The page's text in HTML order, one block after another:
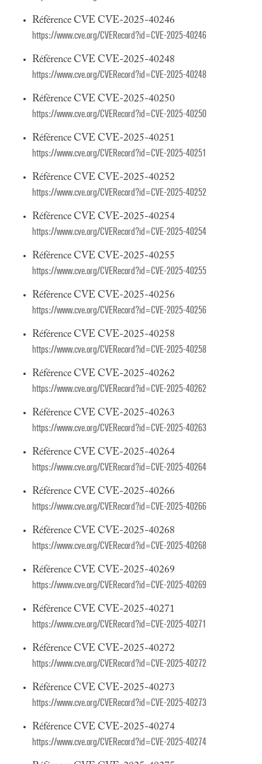
Référence CVE CVE-2025-40246
https://www.cve.org/CVERecord?id=CVE-2025-40246
Référence CVE CVE-2025-40248
https://www.cve.org/CVERecord?id=CVE-2025-40248
Référence CVE CVE-2025-40250
https://www.cve.org/CVERecord?id=CVE-2025-40250
Référence CVE CVE-2025-40251
https://www.cve.org/CVERecord?id=CVE-2025-40251
Référence CVE CVE-2025-40252
https://www.cve.org/CVERecord?id=CVE-2025-40252
Référence CVE CVE-2025-40254
https://www.cve.org/CVERecord?id=CVE-2025-40254
Référence CVE CVE-2025-40255
https://www.cve.org/CVERecord?id=CVE-2025-40255
Référence CVE CVE-2025-40256
https://www.cve.org/CVERecord?id=CVE-2025-40256
Référence CVE CVE-2025-40258
https://www.cve.org/CVERecord?id=CVE-2025-40258
Référence CVE CVE-2025-40262
https://www.cve.org/CVERecord?id=CVE-2025-40262
Référence CVE CVE-2025-40263
https://www.cve.org/CVERecord?id=CVE-2025-40263
Référence CVE CVE-2025-40264
https://www.cve.org/CVERecord?id=CVE-2025-40264
Référence CVE CVE-2025-40266
https://www.cve.org/CVERecord?id=CVE-2025-40266
Référence CVE CVE-2025-40268
https://www.cve.org/CVERecord?id=CVE-2025-40268
Référence CVE CVE-2025-40269
https://www.cve.org/CVERecord?id=CVE-2025-40269
Référence CVE CVE-2025-40271
https://www.cve.org/CVERecord?id=CVE-2025-40271
Référence CVE CVE-2025-40272
https://www.cve.org/CVERecord?id=CVE-2025-40272
Référence CVE CVE-2025-40273
https://www.cve.org/CVERecord?id=CVE-2025-40273
Référence CVE CVE-2025-40274
https://www.cve.org/CVERecord?id=CVE-2025-40274